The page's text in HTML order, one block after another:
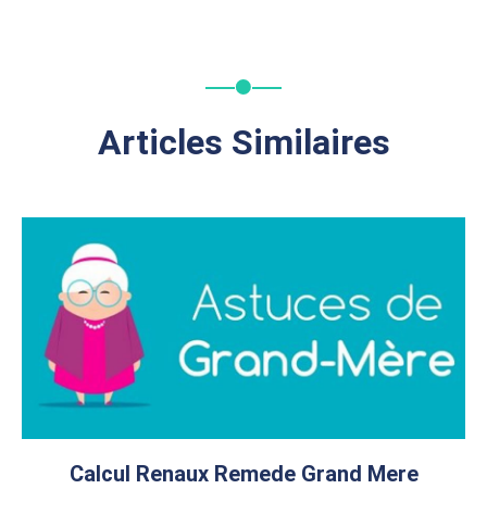
Articles Similaires
Calcul Renaux Remede Grand Mere